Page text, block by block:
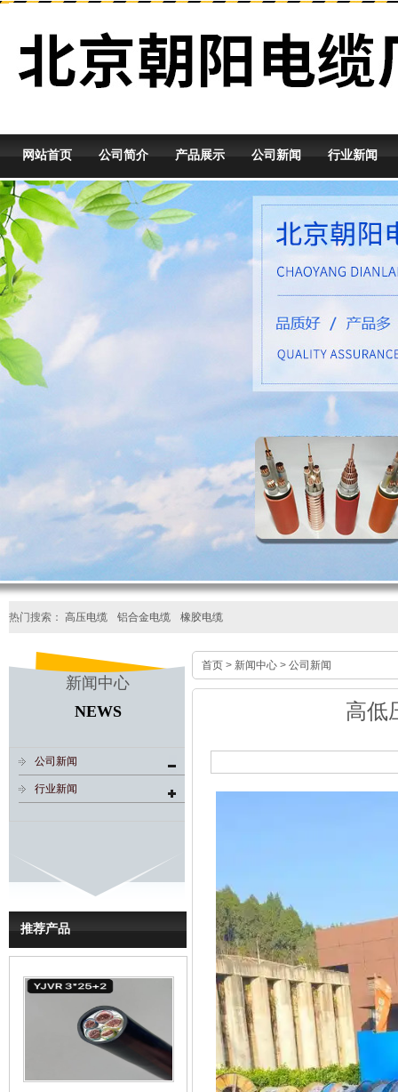
网站首页 公司简介 产品展示 公司新闻 行业新闻
热门搜索： 高压电缆 铝合金电缆 橡胶电缆
新闻中心
NEWS
公司新闻
行业新闻
推荐产品
首页 > 新闻中心 > 公司新闻
高低